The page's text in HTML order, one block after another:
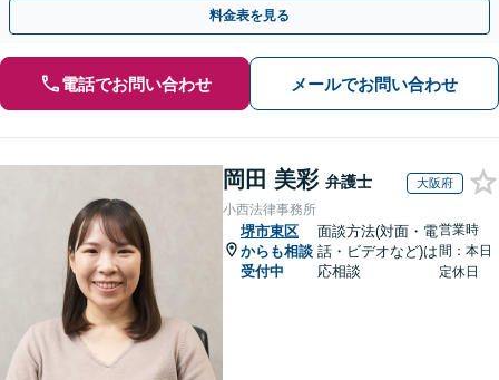
料金表を見る
電話でお問い合わせ メールでお問い合わせ
岡田 美彩 弁護士 大阪府
小西法律事務所
堺市東区
からも相談
受付中
面談方法(対面・電
話・ビデオなど)は
応相談
営業時
間：本日
定休日